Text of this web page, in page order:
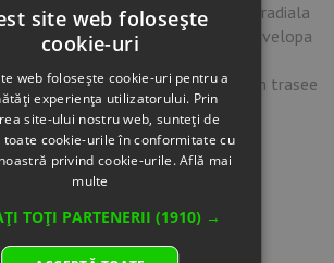
al benzii de rulare si o constructie radiala
BIGHORN M917 / M918 este o anvelopa
SXS. Proiectata pentru a oferi
pe diferite tipuri de teren precum trasee
sau drumuri forestiere.
site web folosește
cookie-uri
web folosește cookie-uri pentru a
experiența utilizatorului. Prin
site-ului nostru web, sunteți de
toate cookie-urile în conformitate cu
privind cookie-urile.Află mai
multe
TOȚI PARTENERII (1910) →